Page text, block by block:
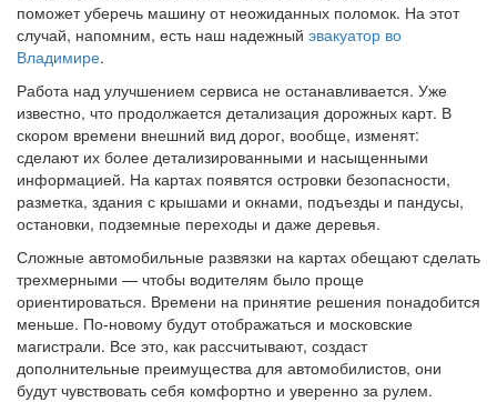
поможет уберечь машину от неожиданных поломок. На этот
случай, напомним, есть наш надежный эвакуатор во
Владимире.
Работа над улучшением сервиса не останавливается. Уже
известно, что продолжается детализация дорожных карт. В
скором времени внешний вид дорог, вообще, изменят:
сделают их более детализированными и насыщенными
информацией. На картах появятся островки безопасности,
разметка, здания с крышами и окнами, подъезды и пандусы,
остановки, подземные переходы и даже деревья.
Сложные автомобильные развязки на картах обещают сделать
трехмерными — чтобы водителям было проще
ориентироваться. Времени на принятие решения понадобится
меньше. По-новому будут отображаться и московские
магистрали. Все это, как рассчитывают, создаст
дополнительные преимущества для автомобилистов, они
будут чувствовать себя комфортно и уверенно за рулем.